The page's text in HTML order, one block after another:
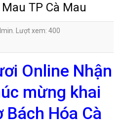
TP Cà Mau
Lượt xem: 400
Online Nhận
mừng khai
Hóa Cà